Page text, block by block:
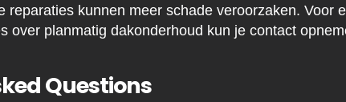
reparaties kunnen meer schade veroorzaken. Voor
over planmatig dakonderhoud kun je contact
Questions